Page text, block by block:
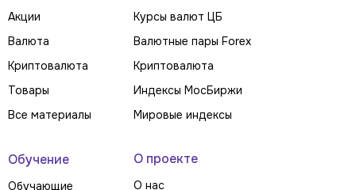
Акции
Валюта
Криптовалюта
Товары
Все материалы
Курсы валют ЦБ
Валютные пары Forex
Криптовалюта
Индексы МосБиржи
Мировые индексы
Обучение
Обучающие
О проекте
О нас